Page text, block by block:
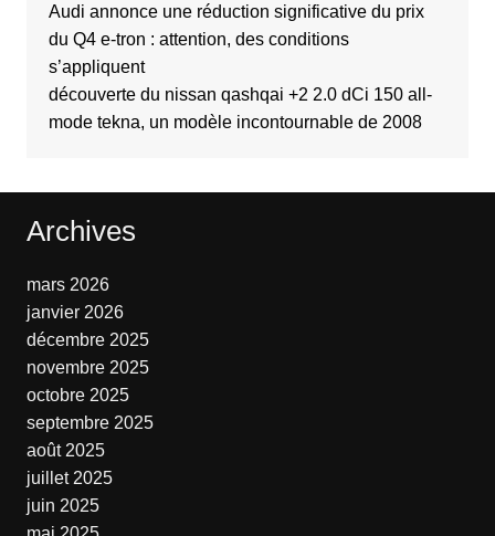
Audi annonce une réduction significative du prix
du Q4 e-tron : attention, des conditions
s’appliquent
découverte du nissan qashqai +2 2.0 dCi 150 all-
mode tekna, un modèle incontournable de 2008
Archives
mars 2026
janvier 2026
décembre 2025
novembre 2025
octobre 2025
septembre 2025
août 2025
juillet 2025
juin 2025